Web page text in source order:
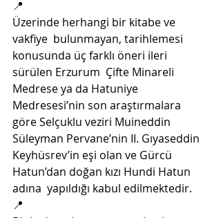
📍
Üzerinde herhangi bir kitabe ve
vakfiye  bulunmayan, tarihlemesi
konusunda üç farklı öneri ileri
sürülen Erzurum  Çifte Minareli
Medrese ya da Hatuniye
Medresesi’nin son araştırmalara
göre Selçuklu veziri Muineddin
Süleyman Pervane’nin II. Gıyaseddin
Keyhüsrev’in eşi olan ve Gürcü
Hatun’dan doğan kızı Hundi Hatun
adına  yapıldığı kabul edilmektedir.
📍